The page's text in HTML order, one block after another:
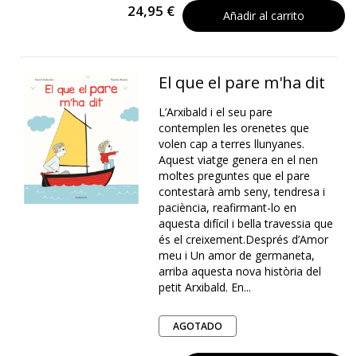
24,95 € Añadir al carrito
El que el pare m'ha dit
L’Arxibald i el seu pare
contemplen les orenetes que
volen cap a terres llunyanes.
Aquest viatge genera en el nen
moltes preguntes que el pare
contestarà amb seny, tendresa i
paciència, reafirmant-lo en
aquesta difícil i bella travessia que
és el creixement.Després d’Amor
meu i Un amor de germaneta,
arriba aquesta nova història del
petit Arxibald. En...
AGOTADO